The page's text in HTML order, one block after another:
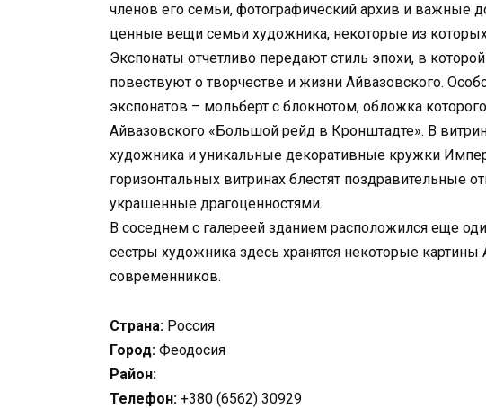
членов его семьи, фотографический архив и важные
ценные вещи семьи художника, некоторые из
Экспонаты отчетливо передают стиль эпохи, в
повествуют о творчестве и жизни Айвазовского.
экспонатов – мольберт с блокнотом, обложка
Айвазовского «Большой рейд в Кронштадте». В
художника и уникальные декоративные кружки
горизонтальных витринах блестят поздравительные
украшенные драгоценностями.
В соседнем с галереей зданием расположился еще
сестры художника здесь хранятся некоторые
современников.
Страна: Россия
Город: Феодосия
Район:
Телефон: +380 (6562) 30929